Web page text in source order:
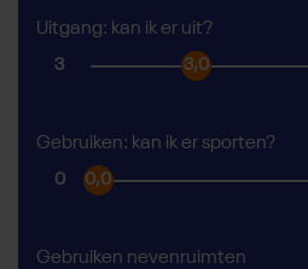
Uitgang: kan ik er uit?
3 3,0
Gebruiken: kan ik er sporten?
0 0,0
Gebruiken nevenruimten